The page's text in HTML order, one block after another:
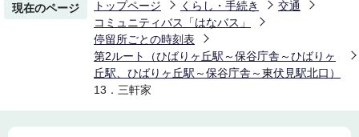
現在のページ トップページ くらし・手続き
交通
コミュニティバス「はなバス」
停留所ごとの時刻表
第2ルート（ひばりヶ丘駅～保谷庁舎～ひばりヶ
丘駅、ひばりヶ丘駅～保谷庁舎～東伏見駅北口）
13．三軒家